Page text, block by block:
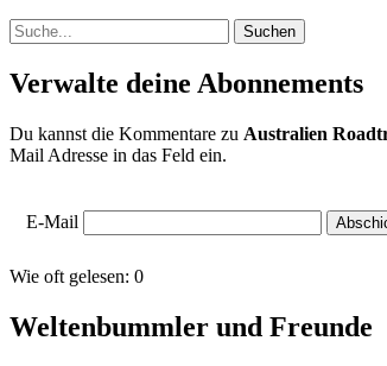
Suche
Verwalte deine Abonnements
Du kannst die Kommentare zu Australien
Mail Adresse in das Feld ein.
E-Mail
Wie oft gelesen: 0
Weltenbummler und Freunde